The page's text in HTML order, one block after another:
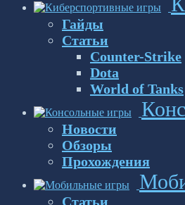
Гайды
Статьи
Counter-Strike
Dota
World of Tanks
Новости
Обзоры
Прохождения
Статьи